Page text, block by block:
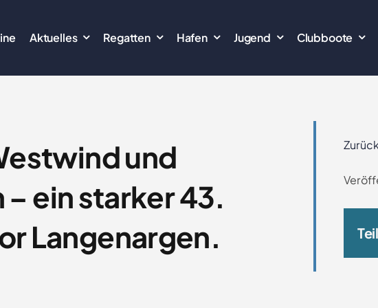
Aktuelles Regatten Hafen Jugend Clubboote
und
ein starker 43.
Langenargen.